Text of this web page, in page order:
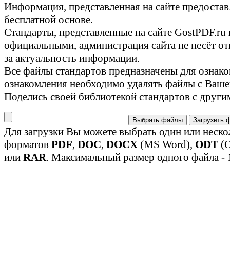
Информация, представленная на сайте
бесплатной основе.
Стандарты, представленные на сайте GostPDF.ru
официальными, администрация сайта не несёт
за актуальность информации.
Все файлы стандартов предназначены для
ознакомления необходимо удалять файлы с
Поделись своей библиотекой стандартов с
Выбрать файлы Загрузить
Для загрузки Вы можете выбрать один или
форматов PDF, DOC, DOCX (MS Word), ODT
или RAR. Максимальный размер одного файла